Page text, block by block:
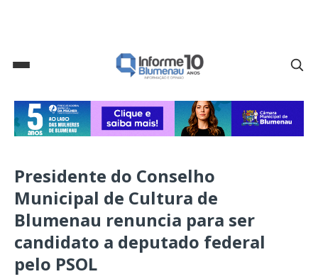
Presidente do Conselho
Municipal de Cultura de
Blumenau renuncia para ser
candidato a deputado federal
pelo PSOL